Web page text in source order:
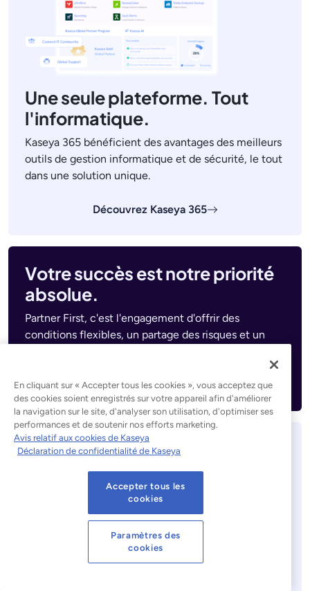
Une seule plateforme. Tout
l'informatique.
Kaseya 365 bénéficient des avantages des meilleurs
outils de gestion informatique et de sécurité, le tout
dans une solution unique.
Découvrez Kaseya 365
Votre succès est notre priorité
absolue.
Partner First, c'est l'engagement d'offrir des
conditions flexibles, un partage des risques et un
Découvrez Partner First Pledge »
Rapport Kaseya 2026 sur la
situation des MSP
En cliquant sur « Accepter tous les cookies », vous acceptez que
des cookies soient enregistrés sur votre appareil afin d'améliorer
la navigation sur le site, d'analyser son utilisation, d'optimiser ses
performances et de soutenir nos efforts marketing.
Avis relatif aux cookies de Kaseya
Déclaration de confidentialité de Kaseya
Accepter tous les
cookies
Paramètres des
cookies